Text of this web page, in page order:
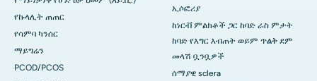
የኩላሊት ጠጠር
የሳምባ ካንሰር
ማይግሬን
PCOD/PCOS
ኢሶፎሪያ
ከነርቭ ምልክቶች ጋር ከባድ ራስ ምታት
ከባድ የእግር እብጠት ወይም ጥልቅ ደም
መላሽ ቧንቧዎች
ሰማያዊ sclera